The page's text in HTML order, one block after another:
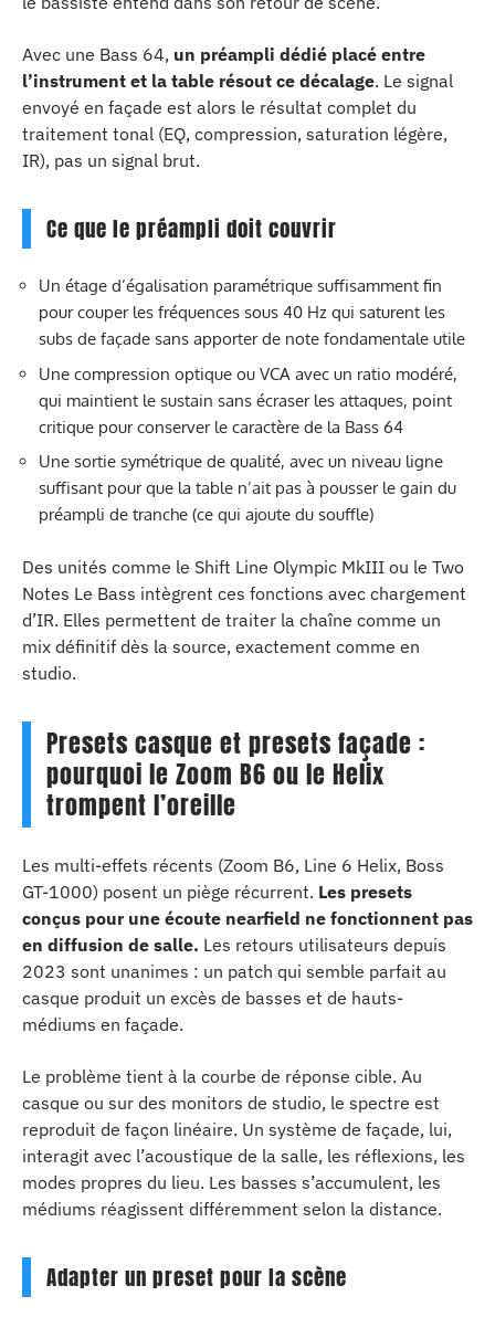
Avec une Bass 64, un préampli dédié placé entre
l’instrument et la table résout ce décalage. Le signal
envoyé en façade est alors le résultat complet du
traitement tonal (EQ, compression, saturation légère,
IR), pas un signal brut.
Ce que le préampli doit couvrir
Un étage d’égalisation paramétrique suffisamment fin
pour couper les fréquences sous 40 Hz qui saturent les
subs de façade sans apporter de note fondamentale utile
Une compression optique ou VCA avec un ratio modéré,
qui maintient le sustain sans écraser les attaques, point
critique pour conserver le caractère de la Bass 64
Une sortie symétrique de qualité, avec un niveau ligne
suffisant pour que la table n’ait pas à pousser le gain du
préampli de tranche (ce qui ajoute du souffle)
Des unités comme le Shift Line Olympic MkIII ou le Two
Notes Le Bass intègrent ces fonctions avec chargement
d’IR. Elles permettent de traiter la chaîne comme un
mix définitif dès la source, exactement comme en
studio.
Presets casque et presets façade :
pourquoi le Zoom B6 ou le Helix
trompent l’oreille
Les multi-effets récents (Zoom B6, Line 6 Helix, Boss
GT-1000) posent un piège récurrent. Les presets
conçus pour une écoute nearfield ne fonctionnent pas
en diffusion de salle. Les retours utilisateurs depuis
2023 sont unanimes : un patch qui semble parfait au
casque produit un excès de basses et de hauts-
médiums en façade.
Le problème tient à la courbe de réponse cible. Au
casque ou sur des monitors de studio, le spectre est
reproduit de façon linéaire. Un système de façade, lui,
interagit avec l’acoustique de la salle, les réflexions, les
modes propres du lieu. Les basses s’accumulent, les
médiums réagissent différemment selon la distance.
Adapter un preset pour la scène